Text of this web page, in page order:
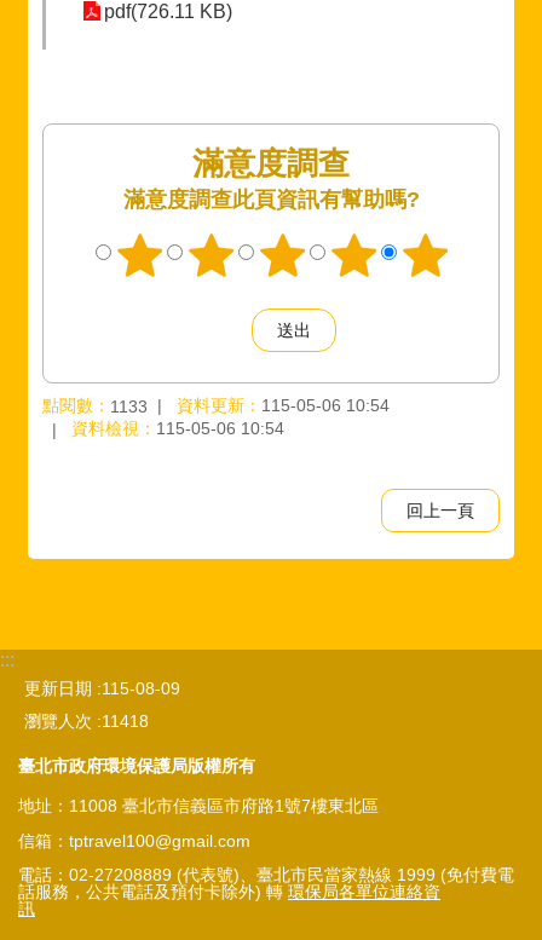
pdf(726.11 KB)
滿意度調查此頁資訊有幫助嗎?
點閱數： 1133 資料更新： 115-05-06 10:54
資料檢視： 115-05-06 10:54
回上一頁
:::
更新日期
115-08-09
瀏覽人次
11418
臺北市政府環境保護局版權所有
地址：11008 臺北市信義區市府路1號7樓東北區
信箱：tptravel100@gmail.com
電話：02-27208889 (代表號)、臺北市民當家熱線 1999 (免付費電
話服務，公共電話及預付卡除外) 轉 環保局各單位連絡資
訊